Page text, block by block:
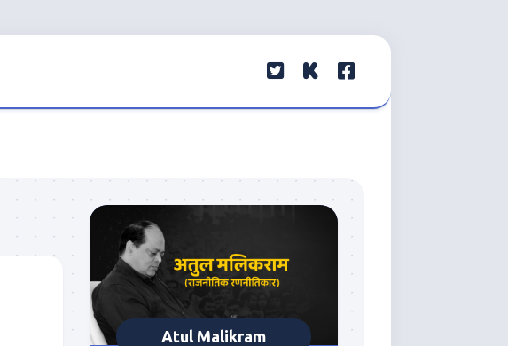
Atul Malikram